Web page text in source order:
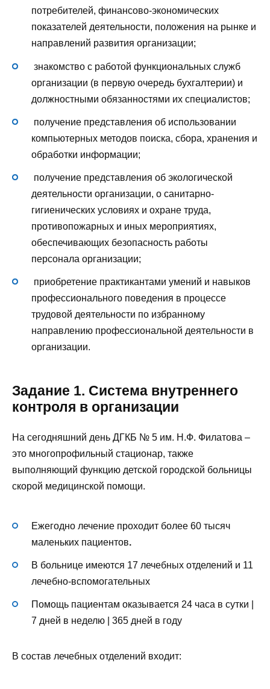
потребителей, финансово-экономических
показателей деятельности, положения на рынке и
направлений развития организации;
знакомство с работой функциональных служб
организации (в первую очередь бухгалтерии) и
должностными обязанностями их специалистов;
получение представления об использовании
компьютерных методов поиска, сбора, хранения и
обработки информации;
получение представления об экологической
деятельности организации, о санитарно-
гигиенических условиях и охране труда,
противопожарных и иных мероприятиях,
обеспечивающих безопасность работы
персонала организации;
приобретение практикантами умений и навыков
профессионального поведения в процессе
трудовой деятельности по избранному
направлению профессиональной деятельности в
организации.
Задание 1. Система внутреннего
контроля в организации
На сегодняшний день ДГКБ № 5 им. Н.Ф. Филатова –
это многопрофильный стационар, также
выполняющий функцию детской городской больницы
скорой медицинской помощи.
Ежегодно лечение проходит более 60 тысяч
маленьких пациентов.
В больнице имеются 17 лечебных отделений и 11
лечебно-вспомогательных
Помощь пациентам оказывается 24 часа в сутки |
7 дней в неделю | 365 дней в году
В состав лечебных отделений входит: